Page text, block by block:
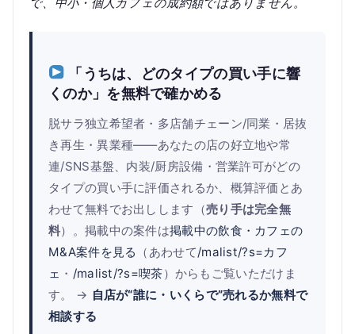
「うちは、どのタイプの買い手に響
くのか」を無料で確かめる
脱サラ独立希望者・多店舗チェーン/同業・居抜
き再生・異業種——あなたの店の好立地や常
連/SNS基盤、内装/厨房設備・営業許可がどの
タイプの買い手に評価されるか、概算評価とあ
わせて無料でお出しします（売り手は完全無
料）。掲載中の案件は掲載中の飲食・カフェの
M&A案件を見る （あわせて/malist/?s=カフ
ェ ・ /malist/?s=喫茶）からもご覧いただけま
す。 → 自店が“誰に・いくらで”売れるか無料で
相談する